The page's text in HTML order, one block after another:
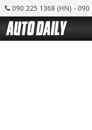
090 225 1368 (HN) - 090